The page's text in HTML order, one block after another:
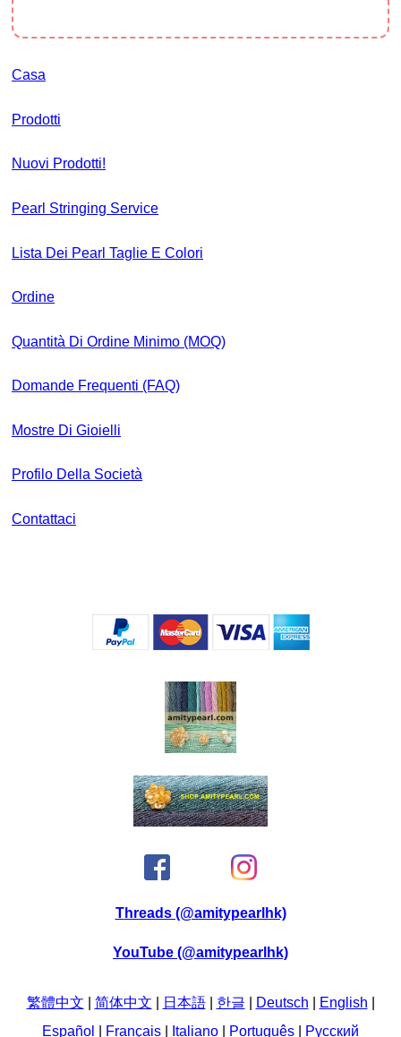
Casa
Prodotti
Nuovi Prodotti!
Pearl Stringing Service
Lista Dei Pearl Taglie E Colori
Ordine
Quantità Di Ordine Minimo (MOQ)
Domande Frequenti (FAQ)
Mostre Di Gioielli
Profilo Della Società
Contattaci
Threads (@amitypearlhk)
YouTube (@amitypearlhk)
繁體中文 简体中文 日本語| 한글 Deutsch English
Español
Français Italiano Português Pусский